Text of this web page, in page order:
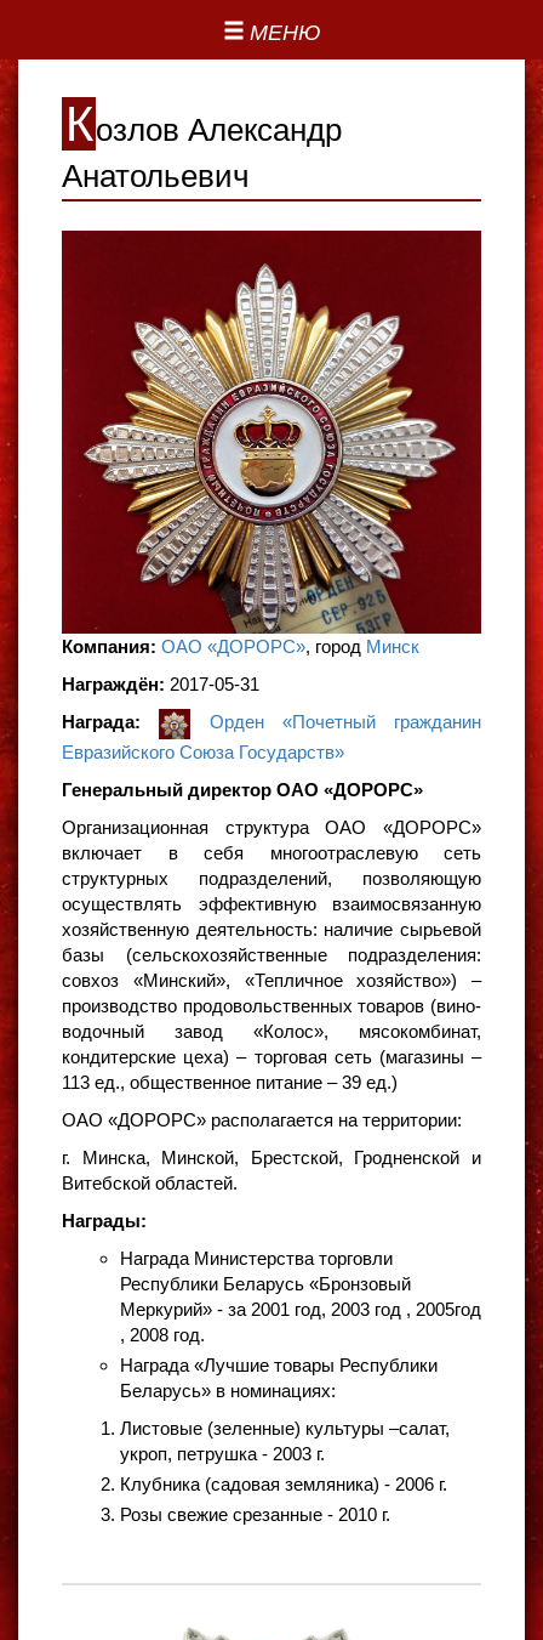
МЕНЮ
Козлов Александр
Анатольевич
Компания: ОАО «ДОРОРС», город Минск
Награждён: 2017-05-31
Награда:
Орден «Почетный гражданин
Евразийского Союза Государств»
Генеральный директор ОАО «ДОРОРС»
Организационная структура ОАО «ДОРОРС»
включает в себя многоотраслевую сеть
структурных подразделений, позволяющую
осуществлять эффективную взаимосвязанную
хозяйственную деятельность: наличие сырьевой
базы (сельскохозяйственные подразделения:
совхоз «Минский», «Тепличное хозяйство») –
производство продовольственных товаров (вино-
водочный завод «Колос», мясокомбинат,
кондитерские цеха) – торговая сеть (магазины –
113 ед., общественное питание – 39 ед.)
ОАО «ДОРОРС» располагается на территории:
г. Минска, Минской, Брестской, Гродненской и
Витебской областей.
Награды:
Награда Министерства торговли
Республики Беларусь «Бронзовый
Меркурий» - за 2001 год, 2003 год , 2005год
, 2008 год.
Награда «Лучшие товары Республики
Беларусь» в номинациях:
Листовые (зеленные) культуры –салат,
укроп, петрушка - 2003 г.
Клубника (садовая земляника) - 2006 г.
Розы свежие срезанные - 2010 г.